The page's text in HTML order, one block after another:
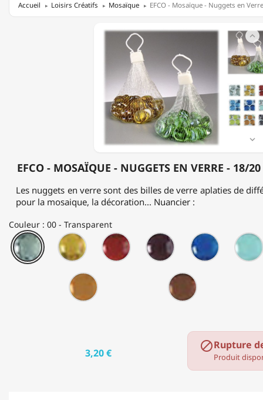
Accueil Loisirs Créatifs Mosaïque EFCO - Mosaïque - Nuggets en
PIÈCES
EFCO - MOSAÏQUE - NUGGETS EN VERRE - 18/


Les nuggets en verre sont des billes de verre aplaties de
pour la mosaique, la décoration... Nuancier :
Couleur : 00 - Transparent
00
-
Transparent
07
-
28
-
Rouge
43
-
Améthyste
48
-
76
-
78
-
3,20 € Rupture
Produit